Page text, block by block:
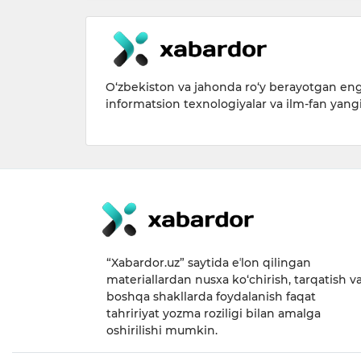
O‘zbekiston va jahonda ro‘y berayotgan
informatsion texnologiyalar va ilm-fan
“Xabardor.uz” saytida eʼlon qilingan
materiallardan nusxa ko‘chirish, tarqatish
boshqa shakllarda foydalanish faqat
tahririyat yozma roziligi bilan amalga
oshirilishi mumkin.